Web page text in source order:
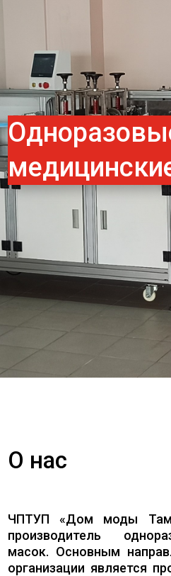
О нас
ЧПТУП «Дом моды
производитель
масок. Основным
организации является